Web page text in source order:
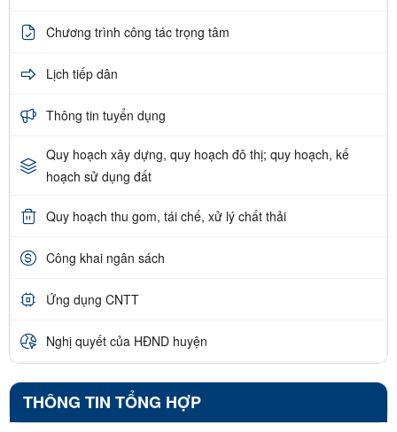
Chương trình công tác trọng tâm
Lịch tiếp dân
Thông tin tuyển dụng
Quy hoạch xây dựng, quy hoạch đô thị; quy hoạch, kế
hoạch sử dụng đất
Quy hoạch thu gom, tái chế, xử lý chất thải
Công khai ngân sách
Ứng dụng CNTT
Nghị quyết của HĐND huyện
THÔNG TIN TỔNG HỢP